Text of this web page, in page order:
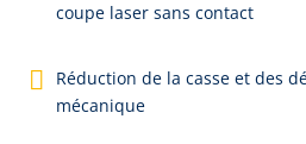
cou­pe la­ser sans con­tact
Ré­duc­tion de la cas­se et des
mé­ca­ni­que